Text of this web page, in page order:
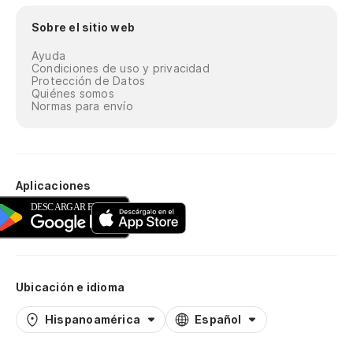
Sobre el sitio web
Ayuda
Condiciones de uso y privacidad
Protección de Datos
Quiénes somos
Normas para envío
Aplicaciones
Ubicación e idioma
Hispanoamérica Español